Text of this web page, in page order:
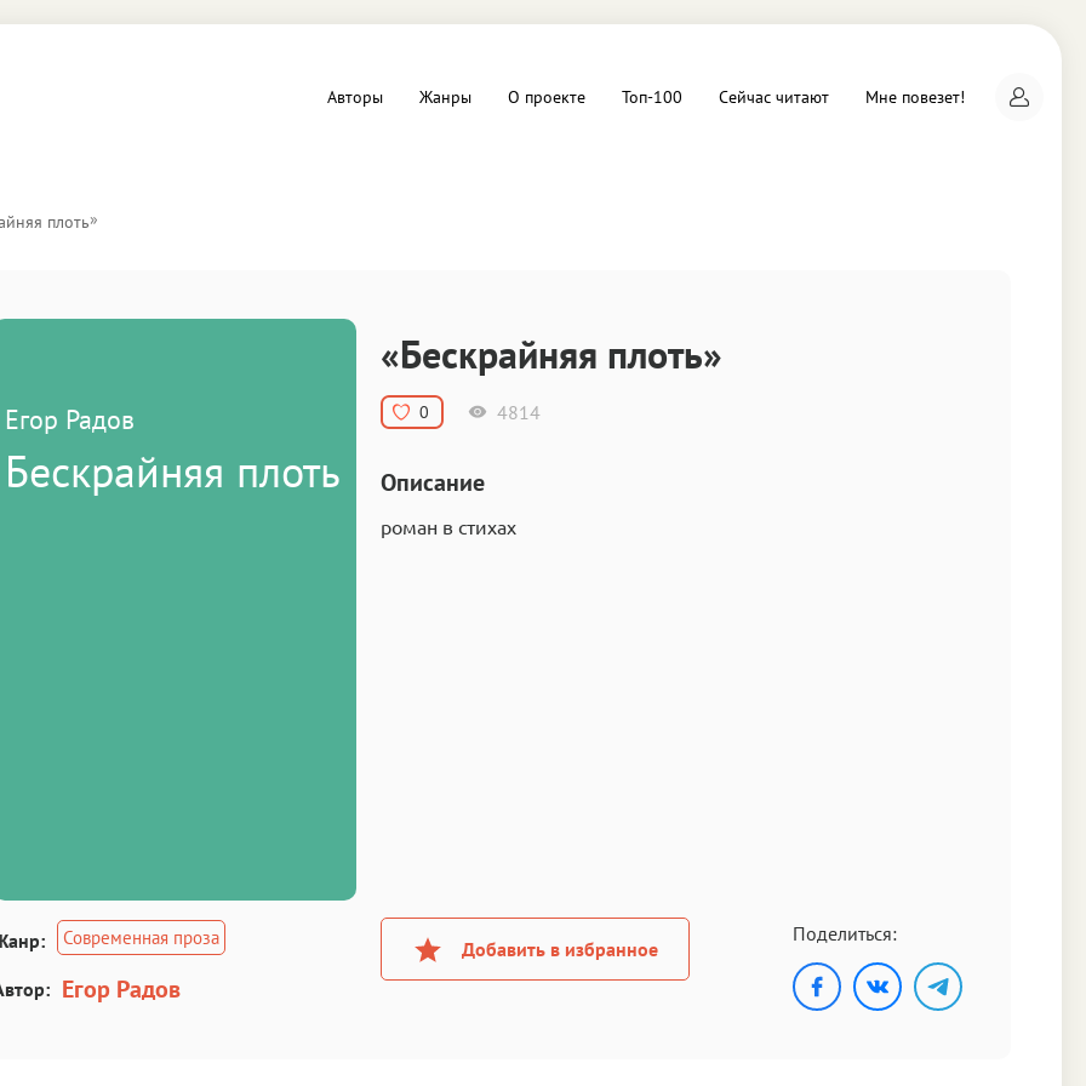
Драматургия
Компьютеры и Интернет
Фольклор
Авторы Жанры О проекте Топ-100 Сейчас читают Мне повезет!
плоть»
Егор Радов
Бескрайняя плоть
Современная проза
Егор Радов
«Бескрайняя плоть»
0 4814
Описание
роман в стихах
Добавить в избранное
Поделиться: